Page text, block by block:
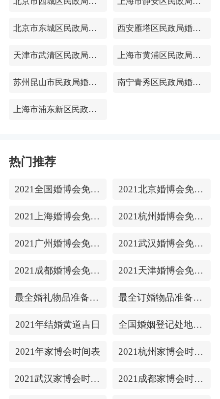
北京市东城区民政局婚姻登记处 西安雁塔区民政局婚姻登记处
天津市武清区民政局婚姻登记处 上海市黄浦区民政局婚姻登记处
苏州昆山市民政局婚姻登记处 南宁青秀区民政局婚姻登记处
上海市浦东新区民政局婚姻登记处
热门推荐
2021全国婚博会免费门票 2021北京婚博会免费门票
2021上海婚博会免费门票 2021杭州婚博会免费门票
2021广州婚博会免费门票 2021武汉婚博会免费门票
2021成都婚博会免费门票 2021天津婚博会免费门票
最全婚礼物品准备清单 最全订婚物品准备清单
2021年结婚黄道吉日 全国婚姻登记处地址/上下时间
2021年家博会时间表 2021杭州家博会时间表
2021武汉家博会时间表 2021成都家博会时间表